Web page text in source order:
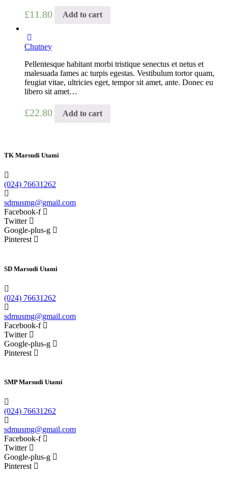
£11.80 Add to cart
Chutney
Pellentesque habitant morbi tristique senectus et netus et
malesuada fames ac turpis egestas. Vestibulum tortor quam,
feugiat vitae, ultricies eget, tempor sit amet, ante. Donec eu
libero sit amet…
£22.80 Add to cart
TK Marsudi Utami
(024) 76631262
sdmusmg@gmail.com
Facebook-f
Twitter
Google-plus-g
Pinterest
SD Marsudi Utami
(024) 76631262
sdmusmg@gmail.com
Facebook-f
Twitter
Google-plus-g
Pinterest
SMP Marsudi Utami
(024) 76631262
sdmusmg@gmail.com
Facebook-f
Twitter
Google-plus-g
Pinterest